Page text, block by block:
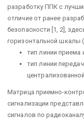
разработку ППК с
отличие от ранее
безопасности [1, 2],
горизонтальной шкалы
тип линии
тип линии
Матрица приемно-
сигнализа­ции
сигналов по